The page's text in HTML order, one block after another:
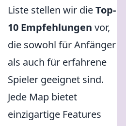
Liste stellen wir dieTop-
10 Empfehlungen vor,
die sowohl für Anfänger
als auch für erfahrene
Spieler geeignet sind.
Jede Map bietet
einzigartige Features